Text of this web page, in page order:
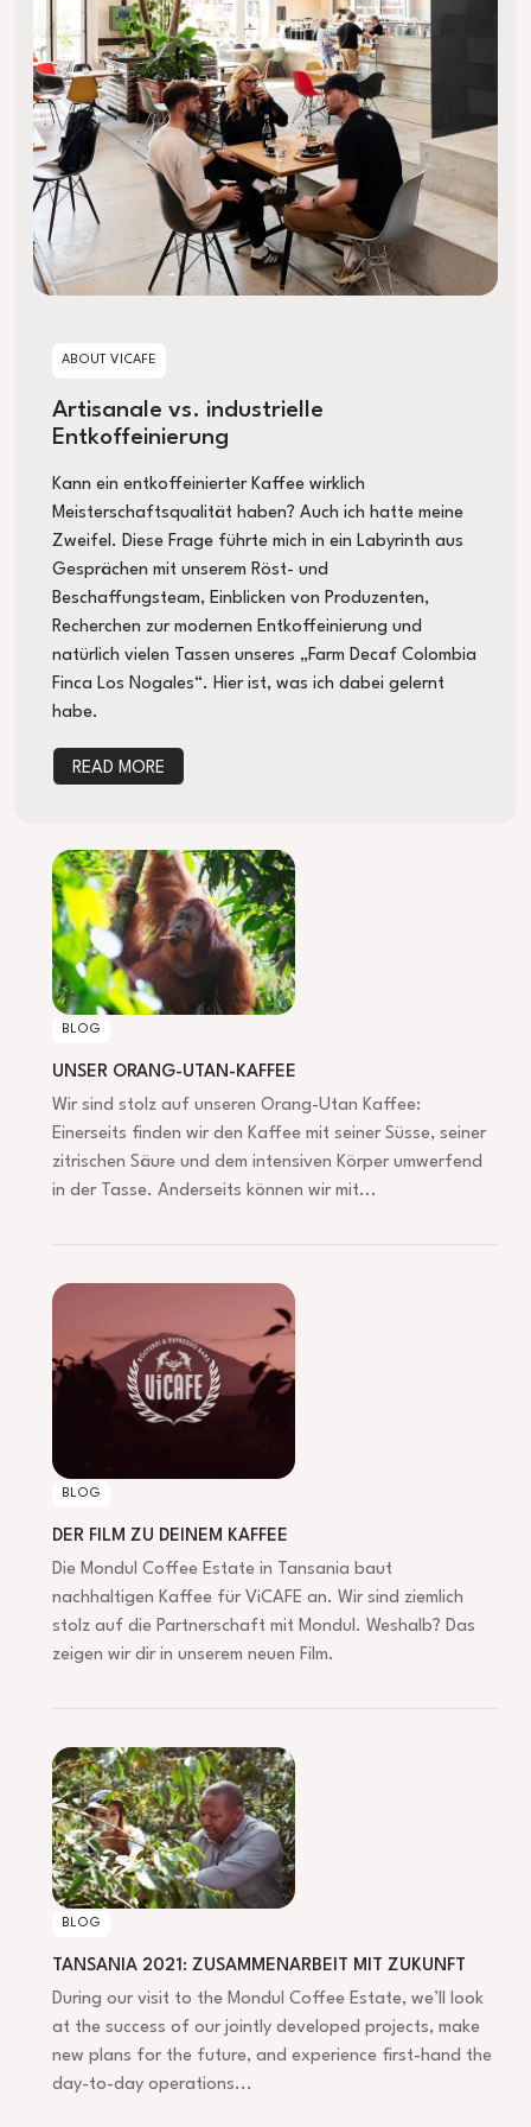
ABOUT VICAFE
Artisanale vs. industrielle
Entkoffeinierung
Kann ein entkoffeinierter Kaffee wirklich
Meisterschaftsqualität haben? Auch ich hatte meine
Zweifel. Diese Frage führte mich in ein Labyrinth aus
Gesprächen mit unserem Röst- und
Beschaffungsteam, Einblicken von Produzenten,
Recherchen zur modernen Entkoffeinierung und
natürlich vielen Tassen unseres „Farm Decaf Colombia
Finca Los Nogales“. Hier ist, was ich dabei gelernt
habe.
READ MORE
UNSER ORANG-UTAN-KAFFEE
BLOG
UNSER ORANG-UTAN-KAFFEE
Wir sind stolz auf unseren Orang-Utan Kaffee:
Einerseits finden wir den Kaffee mit seiner Süsse, seiner
zitrischen Säure und dem intensiven Körper umwerfend
in der Tasse. Anderseits können wir mit...
BLOG
DER FILM ZU DEINEM KAFFEE
Die Mondul Coffee Estate in Tansania baut
nachhaltigen Kaffee für ViCAFE an. Wir sind ziemlich
stolz auf die Partnerschaft mit Mondul. Weshalb? Das
zeigen wir dir in unserem neuen Film.
BLOG
TANSANIA 2021: ZUSAMMENARBEIT MIT ZUKUNFT
During our visit to the Mondul Coffee Estate, we’ll look
at the success of our jointly developed projects, make
new plans for the future, and experience first-hand the
day-to-day operations...